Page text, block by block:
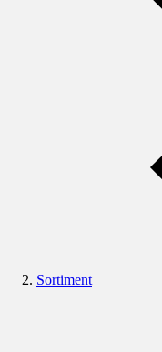
Sortiment